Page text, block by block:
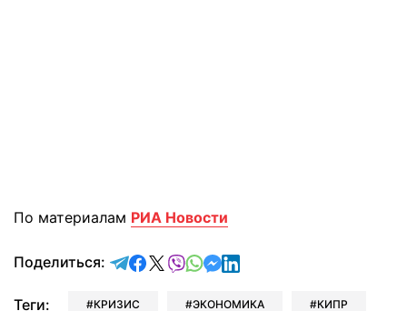
По материалам РИА Новости
Поделиться: отправить в Telegram
поделиться в Facebook
поделиться в X
отправить в Viber
отправить в Whatsapp
отправить в Messenger
отправить в LinkedIn
Теги: КРИЗИС ЭКОНОМИКА КИПР